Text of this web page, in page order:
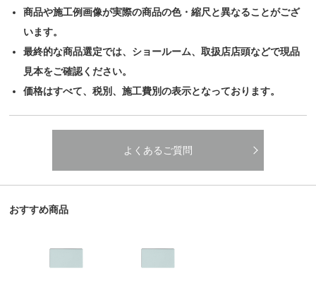
商品や施工例画像が実際の商品の色・縮尺と異なることがござ
います。
最終的な商品選定では、ショールーム、取扱店店頭などで現品
見本をご確認ください。
価格はすべて、税別、施工費別の表示となっております。
よくあるご質問
おすすめ商品